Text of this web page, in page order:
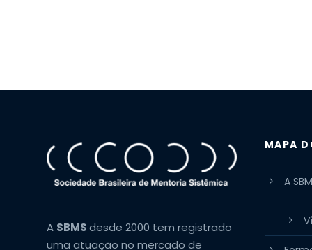
A SBMSdesde 2000 tem registrado
uma atuação no mercado de
MAPA
A